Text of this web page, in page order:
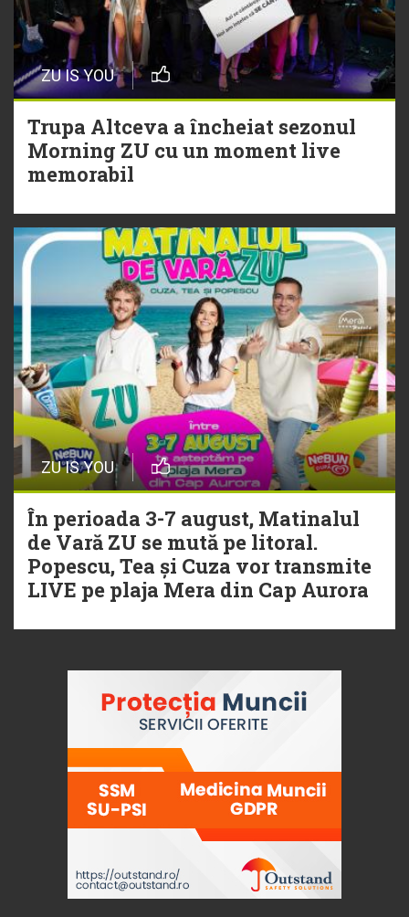
20 Iulie
Episod nou | Muzica Aia x DJ
Christian Thomson
20 Iulie
Torpedoul lui Morar: Theo Rose -
ZU IS YOU
Trupa Altceva a încheiat sezonul
Morning ZU cu un moment live
memorabil
ZU IS YOU
În perioada 3-7 august, Matinalul
de Vară ZU se mută pe litoral.
Popescu, Tea și Cuza vor transmite
LIVE pe plaja Mera din Cap Aurora